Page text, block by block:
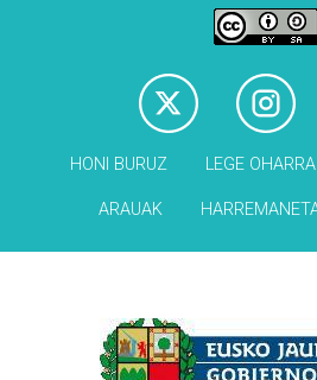
HONI BURUZ LEGE OHARRA
ARAUAK